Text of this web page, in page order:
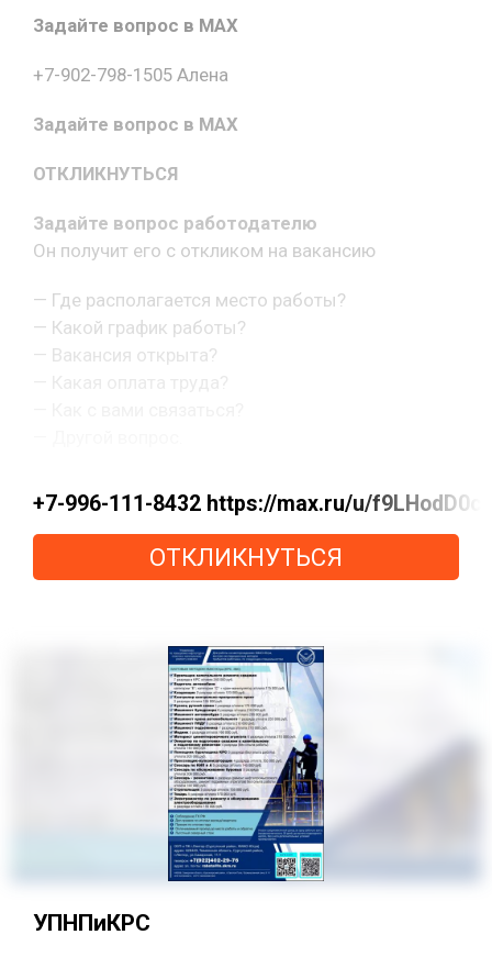
Задайте вопрос в MAX
+7-902-798-1505 Алена
Задайте вопрос в MAX
ОТКЛИКНУТЬСЯ
Задайте вопрос работодателю
Он получит его с откликом на вакансию
— Где располагается место работы?
— Какой график работы?
— Вакансия открыта?
+7-996-111-8432 https://max.ru/u/
ОТКЛИКНУТЬСЯ
УПНПиКРС